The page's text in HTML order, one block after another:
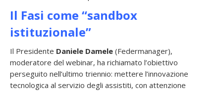
Il Fasi come “sandbox
istituzionale”
Il Presidente Daniele Damele (Federmanager),
moderatore del webinar, ha richiamato l’obiettivo
perseguito nell’ultimo triennio: mettere l’innovazione
tecnologica al servizio degli assistiti, con attenzione